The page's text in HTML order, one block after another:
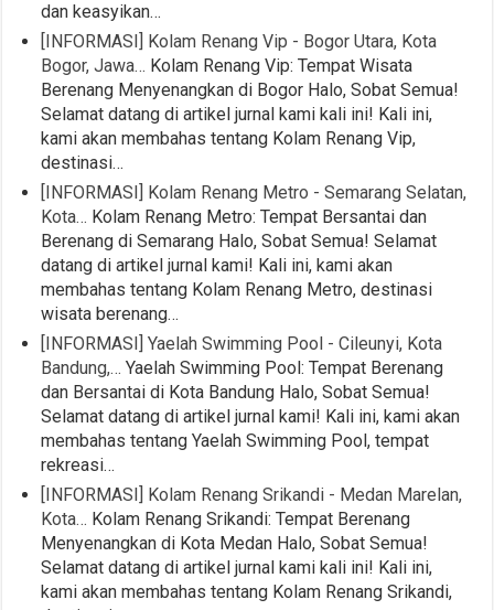
dan keasyikan…
[INFORMASI] Kolam Renang Vip - Bogor Utara, Kota
Bogor, Jawa… Kolam Renang Vip: Tempat Wisata
Berenang Menyenangkan di Bogor Halo, Sobat Semua!
Selamat datang di artikel jurnal kami kali ini! Kali ini,
kami akan membahas tentang Kolam Renang Vip,
destinasi…
[INFORMASI] Kolam Renang Metro - Semarang Selatan,
Kota… Kolam Renang Metro: Tempat Bersantai dan
Berenang di Semarang Halo, Sobat Semua! Selamat
datang di artikel jurnal kami! Kali ini, kami akan
membahas tentang Kolam Renang Metro, destinasi
wisata berenang…
[INFORMASI] Yaelah Swimming Pool - Cileunyi, Kota
Bandung,… Yaelah Swimming Pool: Tempat Berenang
dan Bersantai di Kota Bandung Halo, Sobat Semua!
Selamat datang di artikel jurnal kami! Kali ini, kami akan
membahas tentang Yaelah Swimming Pool, tempat
rekreasi…
[INFORMASI] Kolam Renang Srikandi - Medan Marelan,
Kota… Kolam Renang Srikandi: Tempat Berenang
Menyenangkan di Kota Medan Halo, Sobat Semua!
Selamat datang di artikel jurnal kami kali ini! Kali ini,
kami akan membahas tentang Kolam Renang Srikandi,